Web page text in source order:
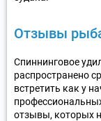
Отзывы
Спиннинговое
распространено
встретить как у
отзывы, которых